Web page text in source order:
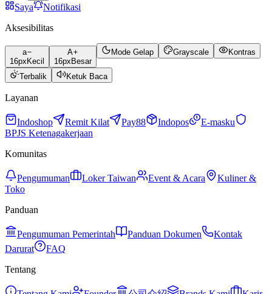
Saya
Notifikasi
Aksesibilitas
a
16px Kecil
A
16px Besar
Mode Gelap Grayscale Kontras
Terbalik Ketuk Baca
Layanan
Indoshop Remit Kilat Pay88 Indopos
E-masku
BPJS Ketenagakerjaan
Komunitas
Pengumuman Loker Taiwan Event & Acara
Kuliner &
Toko
Panduan
Pengumuman Pemerintah Panduan Dokumen
Kontak
Darurat
FAQ
Tentang